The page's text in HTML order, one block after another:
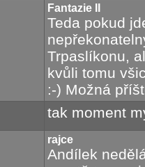
Fantazie II
Teda pokud
Trpaslíkonu,
kvůli tomu
:-) Možná
tak moment
rajce
Andílek